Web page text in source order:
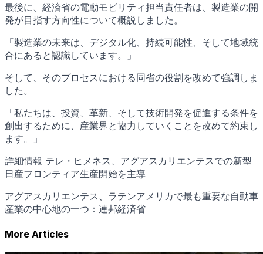
最後に、経済省の電動モビリティ担当責任者は、製造業の開
発が目指す方向性について概説しました。
「製造業の未来は、デジタル化、持続可能性、そして地域統
合にあると認識しています。」
そして、そのプロセスにおける同省の役割を改めて強調しま
した。
「私たちは、投資、革新、そして技術開発を促進する条件を
創出するために、産業界と協力していくことを改めて約束し
ます。」
詳細情報 テレ・ヒメネス、アグアスカリエンテスでの新型
日産フロンティア生産開始を主導
アグアスカリエンテス、ラテンアメリカで最も重要な自動車
産業の中心地の一つ：連邦経済省
More Articles